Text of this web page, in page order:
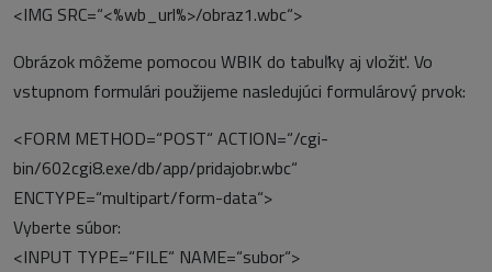
<IMG SRC=“<%wb_url%>/obraz1.wbc“>
Obrázok môžeme pomocou WBIK do tabuľky aj vložiť. Vo
vstupnom formulári použijeme nasledujúci formulárový prvok:
<FORM METHOD=“POST“ ACTION=“/cgi-
bin/602cgi8.exe/db/app/pridajobr.wbc“
ENCTYPE=“multipart/form-data“>
Vyberte súbor:
<INPUT TYPE=“FILE“ NAME=“subor“>